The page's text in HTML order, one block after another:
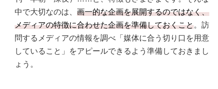
中で大切なのは、 画一的な企画を展開するのではなく、
メディアの特徴に合わせた企画を準備しておくこと。訪
問するメディアの情報を調べ「媒体に合う切り口を用意
していること」をアピールできるよう準備しておきまし
ょう。